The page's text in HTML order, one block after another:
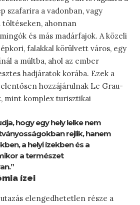
szafarira a vadonban, vagy
ahonnan
és más madárfajok. A közeli
falakkal körülvett város, egy
a múltba, ahol az ember
hadjáratok korába. Ezek a
hozzájárulnak Le Grau-
mint komplex turisztikai
hogy egy hely lelke nem
rejlik, hanem
a helyi ízekben és a
a természet
ízei
elengedhetetlen része a